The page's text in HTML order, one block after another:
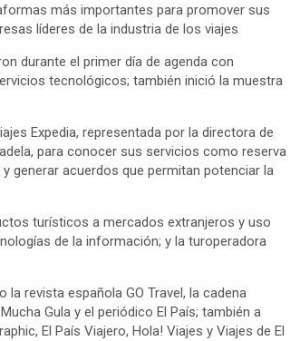
más importantes para promover sus
líderes de la industria de los viajes
durante el primer día de agenda con
tecnológicos; también inició la muestra
Expedia, representada por la directora de
para conocer sus servicios como reserva
generar acuerdos que permitan potenciar la
turísticos a mercados extranjeros y uso
de la información; y la turoperadora
revista española GO Travel, la cadena
Gula y el periódico El País; también a
El País Viajero, Hola! Viajes y Viajes de El